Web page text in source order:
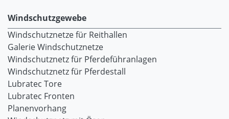
Windschutzgewebe
Windschutznetze für Reithallen
Galerie Windschutznetze
Windschutznetz für Pferdeführanlagen
Windschutznetz für Pferdestall
Lubratec Tore
Lubratec Fronten
Planenvorhang